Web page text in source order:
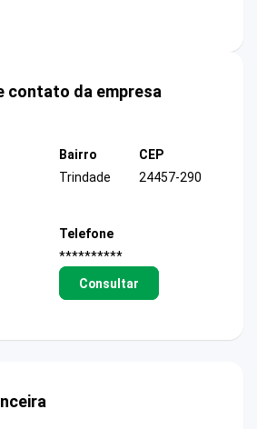
contato da empresa
Bairro
Trindade
CEP
24457-290
Telefone
**********
Consultar